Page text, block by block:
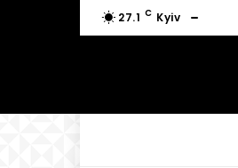
27.1 C Kyiv